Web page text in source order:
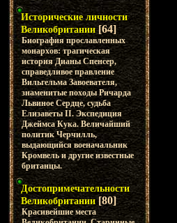
Исторические личности
Великобритании [64]
Биография прославленных
монархов: трагическая
история Дианы Спенсер,
справедливое правление
Вильгельма Завоевателя,
знаменитые походы Ричарда
Львиное Сердце, судьба
Елизаветы II. Экспедиция
Джеймса Кука. Величайший
политик Черчилль,
выдающийся военачальник
Кромвель и другие известные
британцы.
Достопримечательности
Великобритании [80]
Красивейшие места